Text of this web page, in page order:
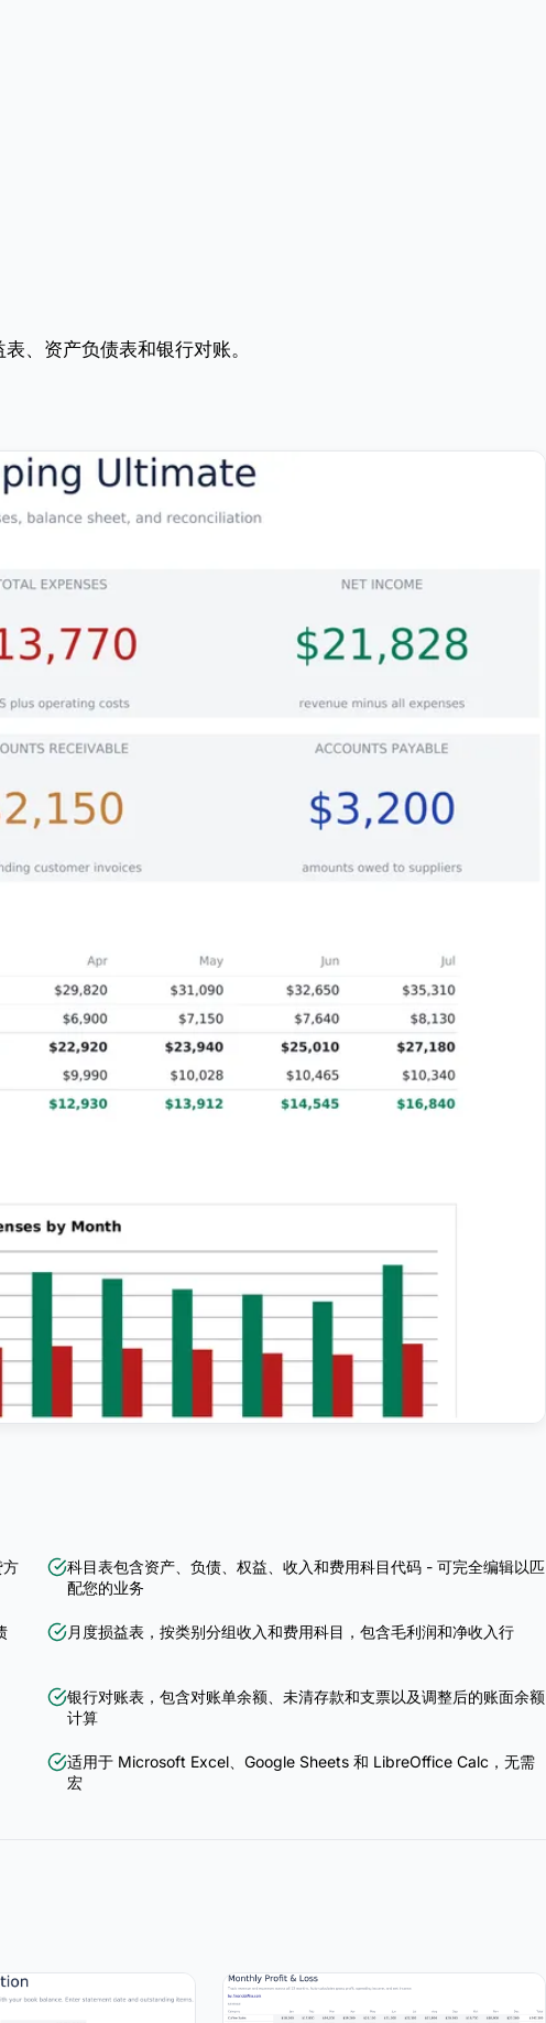
、资产负债表和银行对账。
方
科目表包含资产、负债、权益、收入和费用科目代码 - 可完全编辑以匹
配您的业务
月度损益表，按类别分组收入和费用科目，包含毛利润和净收入行
银行对账表，包含对账单余额、未清存款和支票以及调整后的账面余额
计算
适用于 Microsoft Excel、Google Sheets 和 LibreOffice Calc，无需
宏